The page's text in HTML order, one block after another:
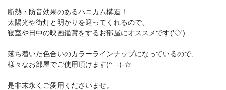
断熱・防音効果のあるハニカム構造！
太陽光や街灯と明かりを遮ってくれるので、
寝室や日中の映画鑑賞をするお部屋にオススメです('◇')ゞ
落ち着いた色合いのカラーラインナップになっているので、
様々なお部屋でご使用頂けます(^_-)-☆
是非末永くご愛用くださいませ。